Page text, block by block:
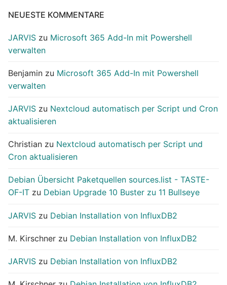
NEUESTE KOMMENTARE
JARVIS zu Microsoft 365 Add-In mit Powershell
verwalten
Benjamin zu Microsoft 365 Add-In mit Powershell
verwalten
JARVIS zu Nextcloud automatisch per Script und Cron
aktualisieren
Christian zu Nextcloud automatisch per Script und
Cron aktualisieren
Debian Übersicht Paketquellen sources.list - TASTE-
OF-IT zu Debian Upgrade 10 Buster zu 11 Bullseye
JARVIS zu Debian Installation von InfluxDB2
M. Kirschner zu Debian Installation von InfluxDB2
JARVIS zu Debian Installation von InfluxDB2